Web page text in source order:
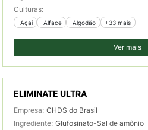
Culturas:
Açaí Alface Algodão +33 mais
Ver mais
ELIMINATE ULTRA
Empresa: CHDS do Brasil
Ingrediente: Glufosinato-Sal de amônio